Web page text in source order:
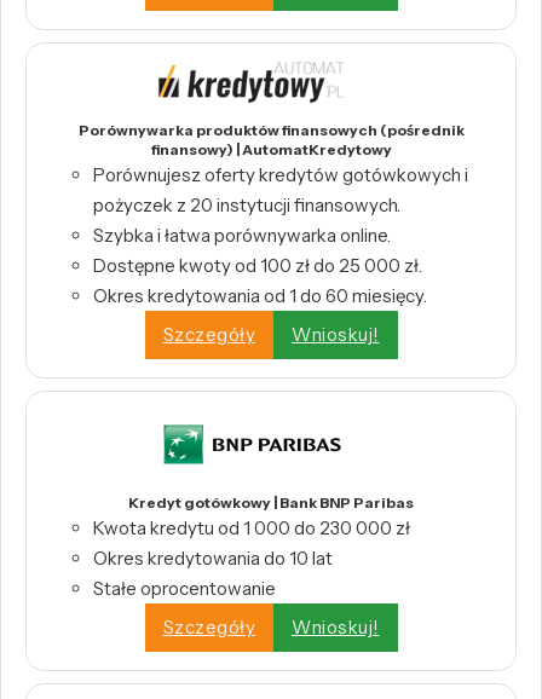
Porównywarka produktów finansowych (pośrednik
finansowy) | AutomatKredytowy
Porównujesz oferty kredytów gotówkowych i
pożyczek z 20 instytucji finansowych.
Szybka i łatwa porównywarka online.
Dostępne kwoty od 100 zł do 25 000 zł.
Okres kredytowania od 1 do 60 miesięcy.
Szczegóły
Wnioskuj!
Kredyt gotówkowy | Bank BNP Paribas
Kwota kredytu od 1 000 do 230 000 zł
Okres kredytowania do 10 lat
Stałe oprocentowanie
Szczegóły
Wnioskuj!